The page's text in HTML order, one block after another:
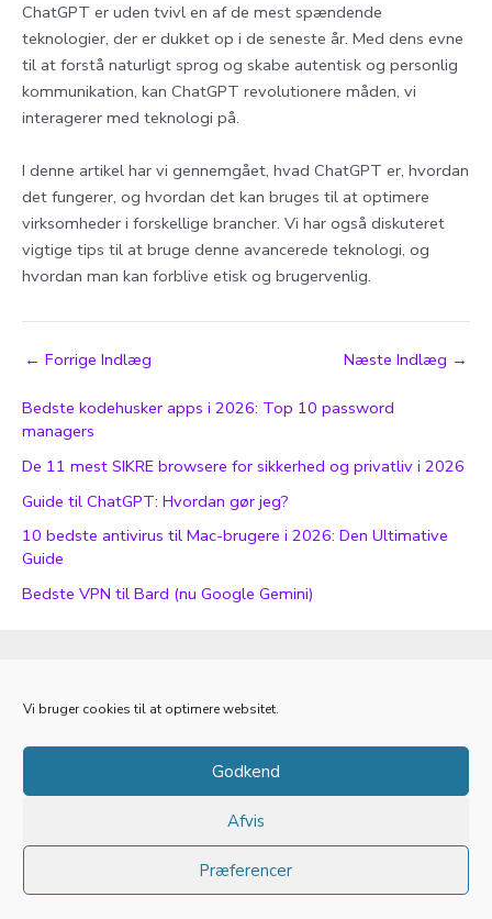
Vi bruger cookies til at optimere websitet.
Godkend
Afvis
Præferencer
ChatGPT er uden tvivl en af de mest spændende
teknologier, der er dukket op i de seneste år. Med dens evne
til at forstå naturligt sprog og skabe autentisk og personlig
kommunikation, kan ChatGPT revolutionere måden, vi
interagerer med teknologi på.
I denne artikel har vi gennemgået, hvad ChatGPT er, hvordan
det fungerer, og hvordan det kan bruges til at optimere
virksomheder i forskellige brancher. Vi har også diskuteret
vigtige tips til at bruge denne avancerede teknologi, og
hvordan man kan forblive etisk og brugervenlig.
Post
← Forrige Indlæg Næste Indlæg →
Bedste kodehusker apps i 2026: Top 10 password
managers
De 11 mest SIKRE browsere for sikkerhed og privatliv i 2026
Guide til ChatGPT: Hvordan gør jeg?
10 bedste antivirus til Mac-brugere i 2026: Den Ultimative
Guide
Bedste VPN til Bard (nu Google Gemini)
Kontakt
Cookiepolitik
seek- Alle rettigheder forbeholdes